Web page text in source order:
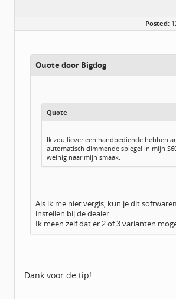
Posted:
Quote door Bigdog
Quote
Ik zou liever een handbediende hebben
automatisch dimmende spiegel in mijn
weinig naar mijn smaak.
Als ik me niet vergis, kun je dit
instellen bij de dealer.
Ik meen zelf dat er 2 of 3 varianten
Dank voor de tip!